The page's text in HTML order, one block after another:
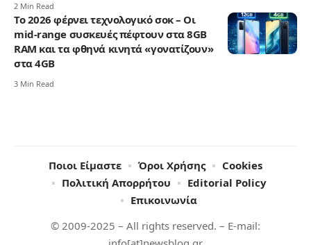
2 Min Read
Το 2026 φέρνει τεχνολογικό σοκ – Οι
mid-range συσκευές πέφτουν στα 8GB
RAM και τα φθηνά κινητά «γονατίζουν»
στα 4GB
3 Min Read
© 2009-2025 – All rights reserved. – E-mail:
Ποιοι Είμαστε Όροι Χρήσης
Cookies
Πολιτική Απορρήτου
Editorial Policy
Επικοινωνία